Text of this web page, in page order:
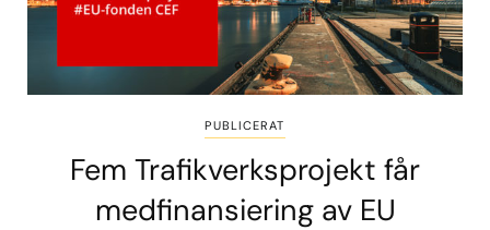
PUBLICERAT
Fem Trafikverksprojekt får
medfinansiering av EU